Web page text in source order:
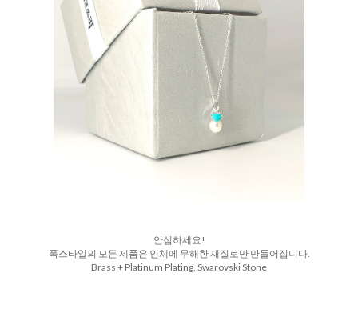
안심하세요!
폭스타일의 모든 제품은 인체에 무해한 재질로만 만들어집니다.
Brass + Platinum Plating, Swarovski Stone